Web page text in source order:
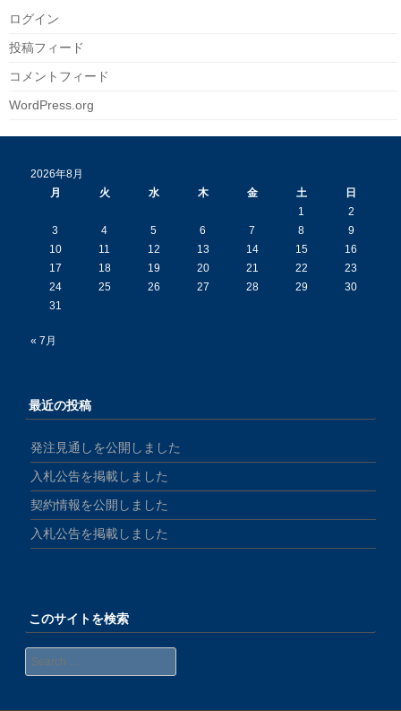
ログイン
投稿フィード
コメントフィード
WordPress.org
2026年8月
月
火 水 木 金 土
日
1
2
3
4 5 6 7 8
9
10
11 12 13 14 15
16
17
18 19 20 21 22
23
24
25 26 27 28 29
30
31
« 7月
最近の投稿
発注見通しを公開しました
入札公告を掲載しました
契約情報を公開しました
入札公告を掲載しました
このサイトを検索
Search